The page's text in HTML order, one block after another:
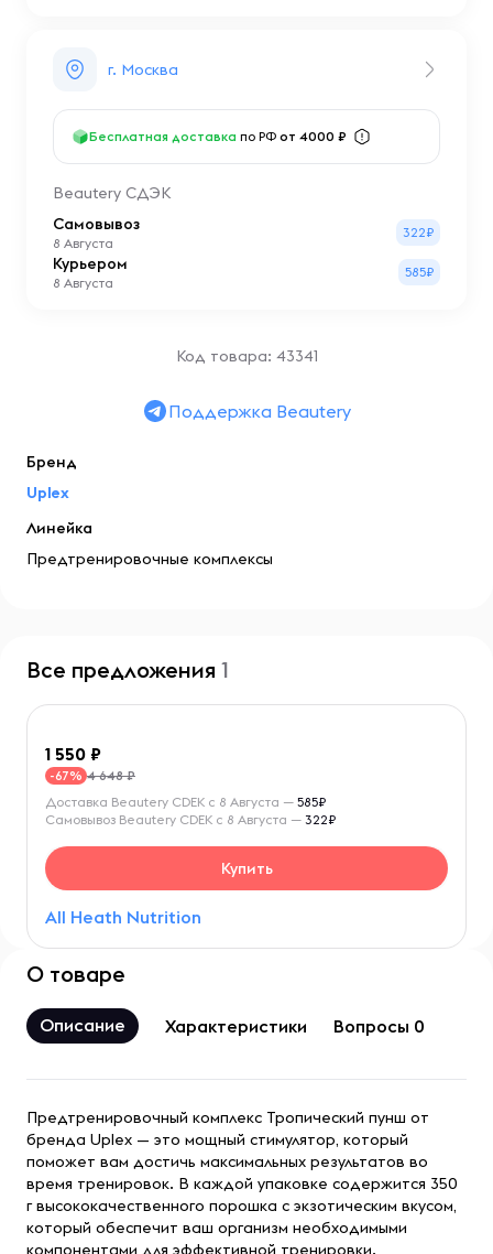
г. Москва
Бесплатная доставка по РФ от 4000 ₽
Beautery СДЭК
Самовывоз
8 Августа
322₽
Курьером
8 Августа
585₽
Код товара: 43341
Поддержка Beautery
Бренд
Uplex
Линейка
Предтренировочные комплексы
Все предложения 1
1 550
-67% 4 648 ₽
All Heath Nutrition
Доставка Beautery CDEK с 8 Августа — 585₽
Самовывоз Beautery CDEK с 8 Августа — 322₽
Купить
О товаре
Описание Характеристики Вопросы 0
Предтренировочный комплекс Тропический пунш от
бренда Uplex — это мощный стимулятор, который
поможет вам достичь максимальных результатов во
время тренировок. В каждой упаковке содержится 350
г высококачественного порошка с экзотическим вкусом,
который обеспечит ваш организм необходимыми
компонентами для эффективной тренировки.